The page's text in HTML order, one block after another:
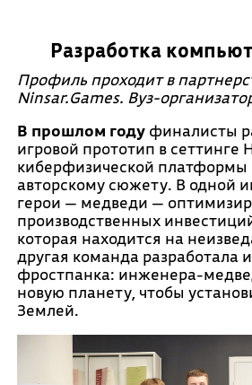
Разработка
Профиль проходит в
Ninsar.Games. Вуз-
В прошлом годуфиналисты
игровой прототип в сеттинге
киберфизической платформы
авторскому сюжету. В одной
герои — медведи —
производственных
которая находится на
другая команда разработала
фростпанка: инженера-
новую планету, чтобы
Землей.